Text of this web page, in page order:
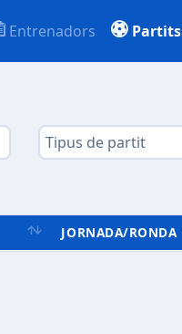
Entrenadors Partits
JORNADA/RONDA